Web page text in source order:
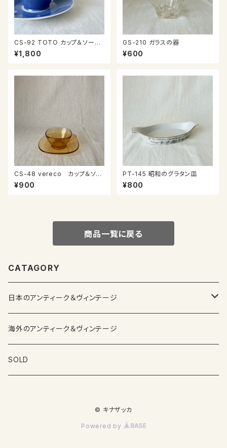
CS-92 TOTO カップ＆ソーサ
ー
¥1,800
GS-210 ガラスの器
¥600
CS-48 vereco カップ＆ソー
サー
¥900
PT-145 昭和のグラタン皿
¥800
商品一覧に戻る
CATAGORY
日本のアンティーク＆ヴィンテージ
カップ＆ソーサー
ガラス製品
海外のアンティーク＆ヴィンテージ
SOLD
© キナザッカ
Powered by